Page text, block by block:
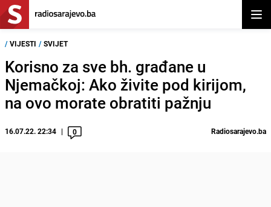
/ VIJESTI / SVIJET
Korisno za sve bh. građane u
Njemačkoj: Ako živite pod kirijom,
na ovo morate obratiti pažnju
16.07.22. 22:34 0 Radiosarajevo.ba